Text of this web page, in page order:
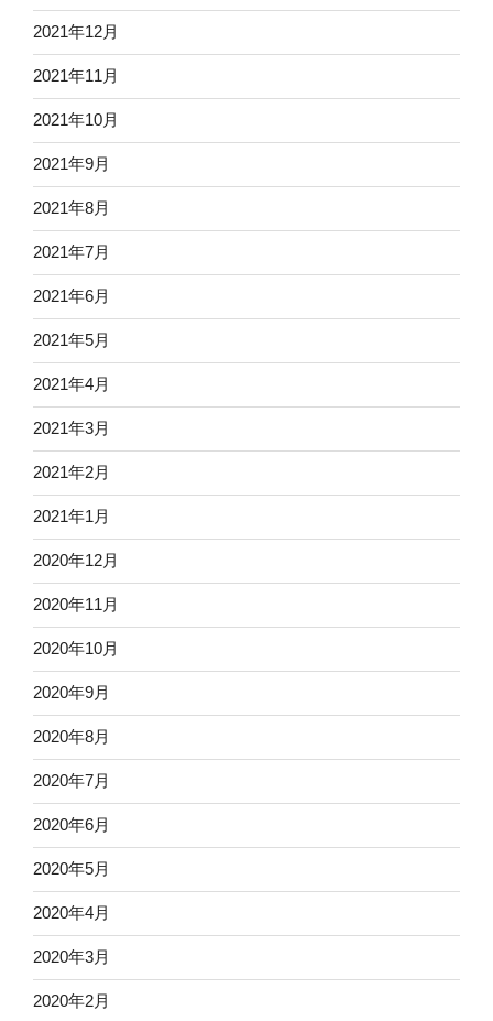
2021年12月
2021年11月
2021年10月
2021年9月
2021年8月
2021年7月
2021年6月
2021年5月
2021年4月
2021年3月
2021年2月
2021年1月
2020年12月
2020年11月
2020年10月
2020年9月
2020年8月
2020年7月
2020年6月
2020年5月
2020年4月
2020年3月
2020年2月